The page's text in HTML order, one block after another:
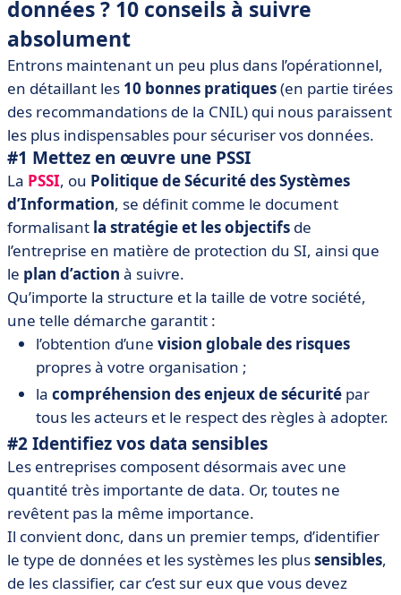
données ? 10 conseils à suivre
absolument
Entrons maintenant un peu plus dans l’opérationnel,
en détaillant les 10 bonnes pratiques(en partie tirées
des recommandations de la CNIL) qui nous paraissent
les plus indispensables pour sécuriser vos données.
#1 Mettez en œuvre une PSSI
La PSSI, ou Politique de Sécurité des Systèmes
d’Information, se définit comme le document
formalisant la stratégie et les objectifs de
l’entreprise en matière de protection du SI, ainsi que
le plan d’action à suivre.
Qu’importe la structure et la taille de votre société,
une telle démarche garantit :
l’obtention d’une vision globale des risques
propres à votre organisation ;
la compréhension des enjeux de sécurité par
tous les acteurs et le respect des règles à adopter.
#2 Identifiez vos data sensibles
Les entreprises composent désormais avec une
quantité très importante de data. Or, toutes ne
revêtent pas la même importance.
Il convient donc, dans un premier temps, d’identifier
le type de données et les systèmes les plussensibles,
de les classifier, car c’est sur eux que vous devez